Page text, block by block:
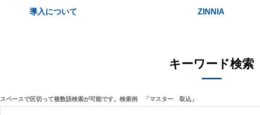
導入について ZINNIA
キーワード検索
スペースで区切って複数語検索が可能です。検索例 「マスター 取込」